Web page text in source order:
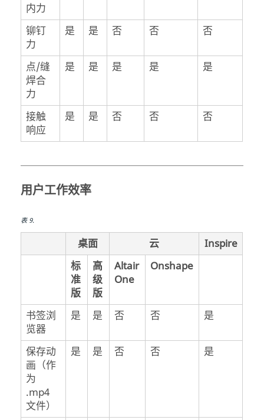
内力
铆钉
力
是 是 否 否 否
点/缝
焊合
力
是 是 是 是 是
接触
响应
是 是 否 否 否
用户工作效率
表9.
桌面 云
Inspire
标
准
版
高
级
版
Altair
One
Onshape
书签浏
览器
是 是 否 否 是
保存动
画（作
为
.mp4
文件）
是 是 否 否 是